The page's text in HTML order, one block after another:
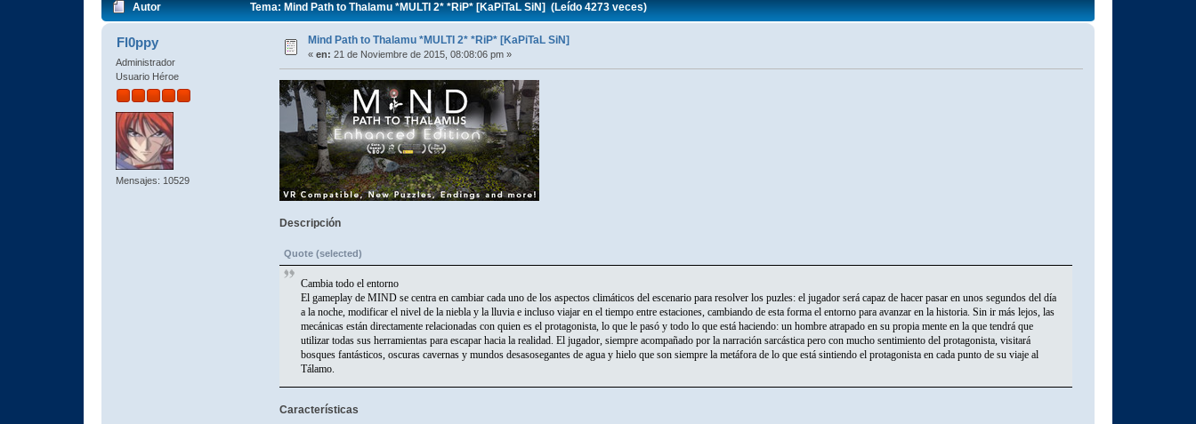
Autor Tema: Mind Path to Thalamu *MULTI 2* *RiP* [KaPiTaL SiN] (Leído 4273 veces)
Fl0ppy
Administrador
Usuario Héroe
Mensajes: 10529
Mind Path to Thalamu *MULTI 2* *RiP* [KaPiTaL SiN]
«en: 21 de Noviembre de 2015, 08:08:06 pm »
Descripción
Quote (selected)
Cambia todo el entorno
El gameplay de MIND se centra en cambiar cada uno de los aspectos climáticos del escenario para resolver los puzles: el jugador será capaz de hacer pasar en unos segundos del día
a la noche, modificar el nivel de la niebla y la lluvia e incluso viajar en el tiempo entre estaciones, cambiando de esta forma el entorno para avanzar en la historia. Sin ir más lejos, las
mecánicas están directamente relacionadas con quien es el protagonista, lo que le pasó y todo lo que está haciendo: un hombre atrapado en su propia mente en la que tendrá que
utilizar todas sus herramientas para escapar hacia la realidad. El jugador, siempre acompañado por la narración sarcástica pero con mucho sentimiento del protagonista, visitará
bosques fantásticos, oscuras cavernas y mundos desasosegantes de agua y hielo que son siempre la metáfora de lo que está sintiendo el protagonista en cada punto de su viaje al
Tálamo.
Características